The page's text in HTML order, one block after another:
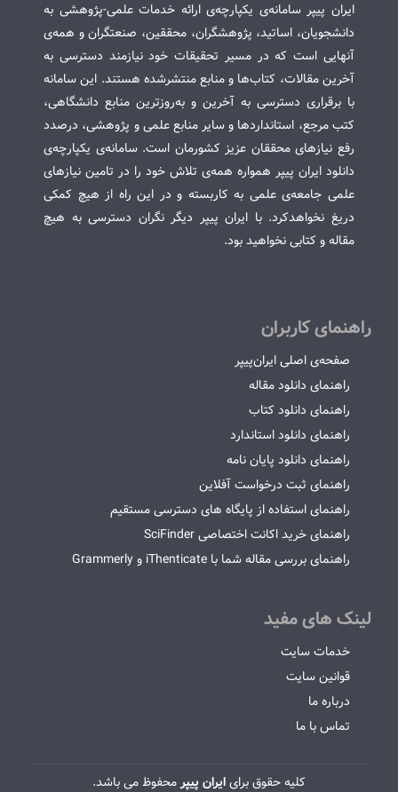
ایران پیپر سامانه‌ی یکپارچه‌ی ارائه خدمات علمی-پژوهشی به
دانشجویان، اساتید، پژوهشگران، محققین، صنعتگران و همه‌ی
آنهایی است که در مسیر تحقیقات خود نیازمند دسترسی به
آخرین مقالات، کتاب‌ها و منابع منتشرشده هستند. این سامانه
با برقراری دسترسی به آخرین و به‌روزترین منابع دانشگاهی،
کتب مرجع، استانداردها و سایر منابع علمی و پژوهشی، درصدد
رفع نیازهای محققان عزیز کشورمان است. سامانه‌ی یکپارچه‌ی
دانلود ایران پیپر همواره همه‌ی تلاش خود را در تامین نیازهای
علمی جامعه‌ی علمی به کاربسته و در این راه از هیچ کمکی
دریغ نخواهدکرد. با ایران پیپر دیگر نگران دسترسی به هیچ
مقاله و کتابی نخواهید بود.
راهنمای کاربران
صفحه‌ی اصلی ایران‌پیپر
راهنمای دانلود مقاله
راهنمای دانلود کتاب
راهنمای دانلود استاندارد
راهنمای دانلود پایان نامه
راهنمای ثبت درخواست آفلاین
راهنمای استفاده از پایگاه های دسترسی مستقیم
راهنمای خرید اکانت اختصاصی SciFinder
راهنمای بررسی مقاله شما با iThenticate و Grammerly
لینک های مفید
خدمات سایت
قوانین سایت
درباره ما
تماس با ما
کلیه حقوق برایایران پیپرمحفوظ می باشد.